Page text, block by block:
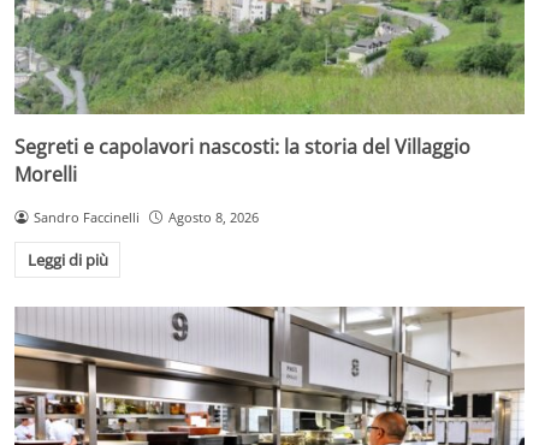
Segreti e capolavori nascosti: la storia del Villaggio
Morelli
Sandro Faccinelli Agosto 8, 2026
Leggi di più